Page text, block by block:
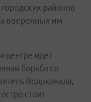
районов
вверенных им
центре идет
борьба со
Водоканала,
стоит